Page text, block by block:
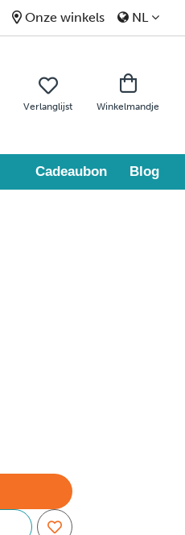
Onze winkels NL
Verlanglijst Winkelmandje
Cadeaubon Blog